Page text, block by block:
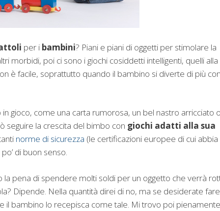
per i bambini? Piani e piani di oggetti per stimolare la
morbidi, poi ci sono i giochi cosiddetti intelligenti, quelli alla
è facile, soprattutto quando il bambino si diverte di più
gioco, come una carta rumorosa, un bel nastro arricciato
seguire la crescita del bimbo con giochi adatti alla sua
norme di sicurezza (le certificazioni europee di cui abbia
di buon senso.
la pena di spendere molti soldi per un oggetto che verrà
Dipende. Nella quantità direi di no, ma se desiderate fare
il bambino lo recepisca come tale. Mi trovo poi pienamente